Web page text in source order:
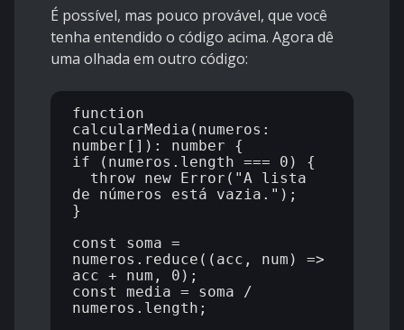
É possível, mas pouco provável, que você
tenha entendido o código acima. Agora dê
uma olhada em outro código:
function
calcularMedia(numeros:
number[]): number {
if (numeros.length === 0) {
de números está vazia.");
}
const soma =
numeros.reduce((acc, num) =>
acc + num, 0);
const media = soma /
numeros.length;